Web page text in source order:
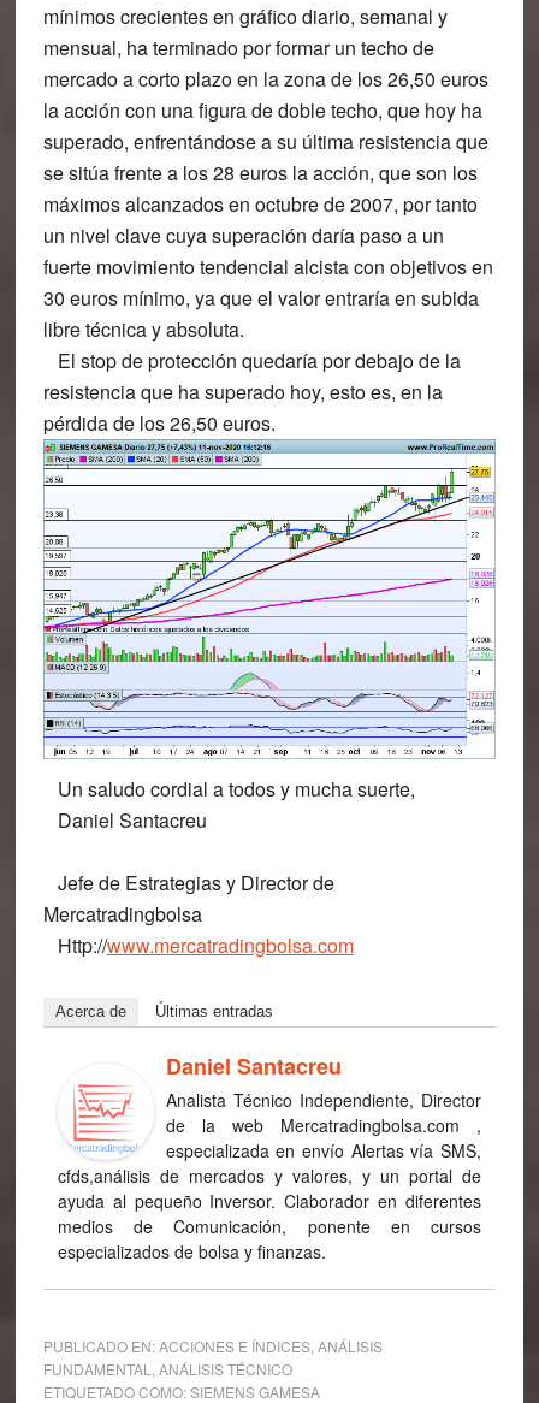
mínimos crecientes en gráfico diario, semanal y
mensual, ha terminado por formar un techo de
mercado a corto plazo en la zona de los 26,50 euros
la acción con una figura de doble techo, que hoy ha
superado, enfrentándose a su última resistencia que
se sitúa frente a los 28 euros la acción, que son los
máximos alcanzados en octubre de 2007, por tanto
un nivel clave cuya superación daría paso a un
fuerte movimiento tendencial alcista con objetivos en
30 euros mínimo, ya que el valor entraría en subida
libre técnica y absoluta.
El stop de protección quedaría por debajo de la
resistencia que ha superado hoy, esto es, en la
pérdida de los 26,50 euros.
Un saludo cordial a todos y mucha suerte,
Daniel Santacreu
Jefe de Estrategias y Director de
Mercatradingbolsa
Http://www.mercatradingbolsa.com
Acerca de Últimas entradas
Daniel Santacreu
Analista Técnico Independiente, Director
de la web Mercatradingbolsa.com ,
especializada en envío Alertas vía SMS,
cfds,análisis de mercados y valores, y un portal de
ayuda al pequeño Inversor. Claborador en diferentes
medios de Comunicación, ponente en cursos
especializados de bolsa y finanzas.
PUBLICADO EN:ACCIONES E ÍNDICES, ANÁLISIS
FUNDAMENTAL
ANÁLISIS TÉCNICO
ETIQUETADO COMO:SIEMENS GAMESA